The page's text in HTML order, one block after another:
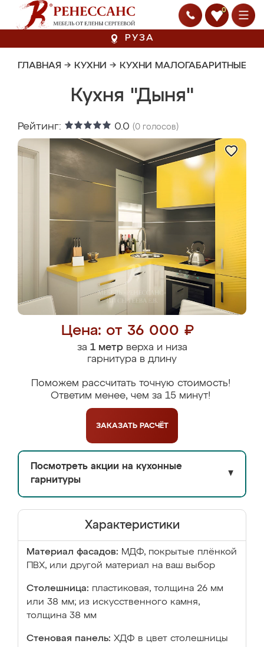
0
РУЗА
ГЛАВНАЯ → КУХНИ → КУХНИ МАЛОГАБАРИТНЫЕ
Кухня "Дыня"
Рейтинг: 0.0 (0 голосов)
Цена: от 36 000 ₽
за 1 метрверха и низа
гарнитура в длину
Поможем рассчитать точную стоимость!
Ответим менее, чем за 15 минут!
ЗАКАЗАТЬ РАСЧЁТ
Посмотреть акции на кухонные
гарнитуры
▼
Характеристики
Материал фасадов: МДФ, покрытые плёнкой
ПВХ, или другой материал на ваш выбор
Столешница: пластиковая, толщина 26 мм
или 38 мм; из искусственного камня,
толщина 38 мм
Стеновая панель: ХДФ в цвет столешницы